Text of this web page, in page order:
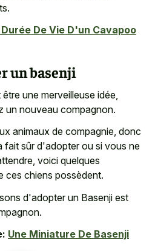
Durée De Vie D'un Cavapoo
un basenji
une merveilleuse idée,
un nouveau compagnon.
animaux de compagnie, donc
fait sûr d'adopter ou si vous ne
voici quelques
ces chiens possèdent.
d'adopter un Basenji est
Une Miniature De Basenji